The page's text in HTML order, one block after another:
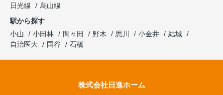
日光線
烏山線
駅から探す
小山
小田林 間々田 野木 思川 小金井
結城
自治医大
国谷 石橋
株式会社日進ホーム